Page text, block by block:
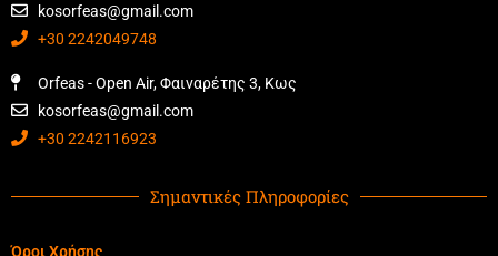
kosorfeas@gmail.com
+30 2242049748
Orfeas - Open Air, Φαιναρέτης 3, Κως
kosorfeas@gmail.com
+30 2242116923
Σημαντικές Πληροφορίες
Όροι Χρήσης